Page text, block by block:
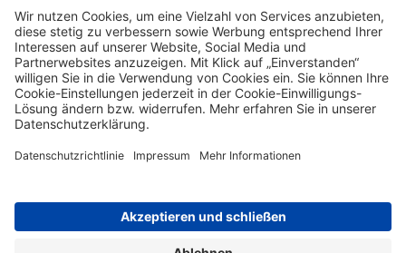
Impressum Datenschutz Barrierefreiheit